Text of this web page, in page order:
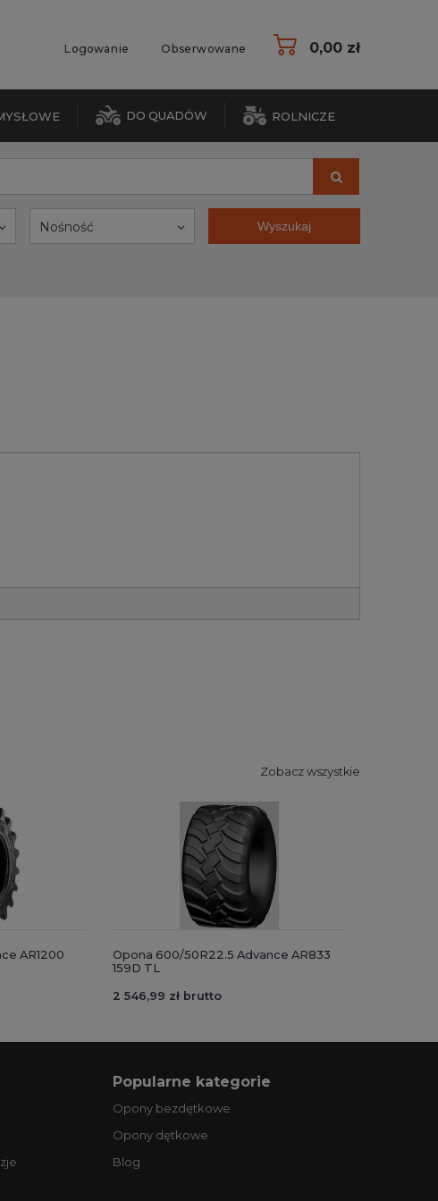
Logowanie Obserwowane 0,00 zł
DO QUADÓW ROLNICZE
Nośność Wyszukaj
Zobacz wszystkie
AR1200
Opona 600/50R22.5 Advance AR833
159D TL
2 546,99 zł brutto
Popularne kategorie
Opony bezdętkowe
Opony dętkowe
Blog